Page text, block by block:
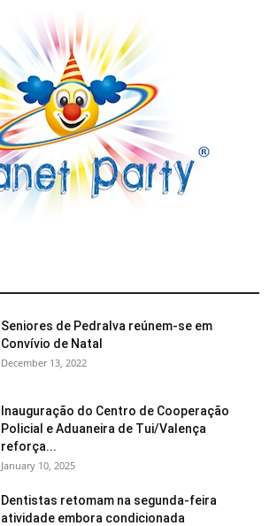
Seniores de Pedralva reúnem-se em
Convívio de Natal
December 13, 2022
Inauguração do Centro de Cooperação
Policial e Aduaneira de Tui/Valença
reforça...
January 10, 2025
Dentistas retomam na segunda-feira
atividade embora condicionada